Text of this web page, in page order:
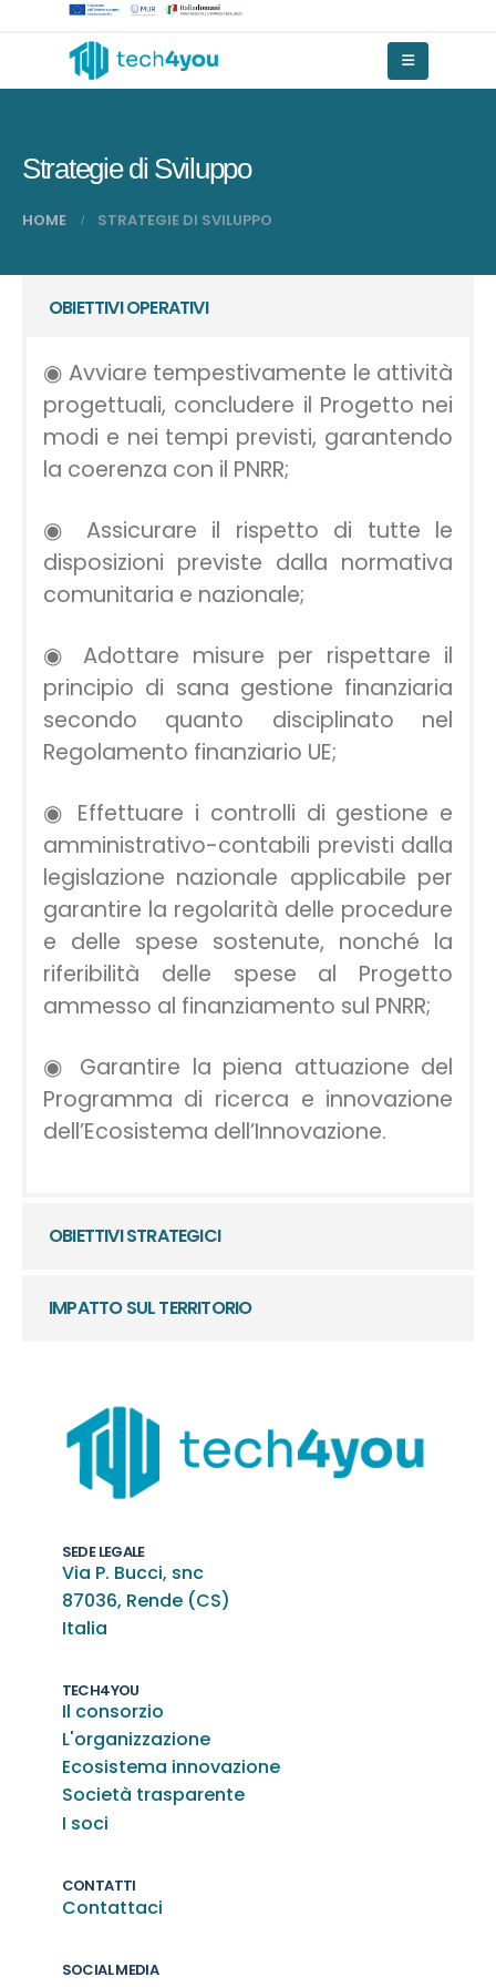
Strategie di Sviluppo
HOME STRATEGIE DI SVILUPPO
OBIETTIVI OPERATIVI
◉ Avviare tempestivamente le attività
progettuali, concludere il Progetto nei
modi e nei tempi previsti, garantendo
la coerenza con il PNRR;
◉ Assicurare il rispetto di tutte le
disposizioni previste dalla normativa
comunitaria e nazionale;
◉ Adottare misure per rispettare il
principio di sana gestione finanziaria
secondo quanto disciplinato nel
Regolamento finanziario UE;
◉ Effettuare i controlli di gestione e
amministrativo-contabili previsti dalla
legislazione nazionale applicabile per
garantire la regolarità delle procedure
e delle spese sostenute, nonché la
riferibilità delle spese al Progetto
ammesso al finanziamento sul PNRR;
◉ Garantire la piena attuazione del
Programma di ricerca e innovazione
dell’Ecosistema dell’Innovazione.
OBIETTIVI STRATEGICI
IMPATTO SUL TERRITORIO
SEDE LEGALE
Via P. Bucci, snc
87036, Rende (CS)
Italia
TECH4YOU
Il consorzio
L'organizzazione
Ecosistema innovazione
Società trasparente
I soci
CONTATTI
Contattaci
SOCIAL MEDIA